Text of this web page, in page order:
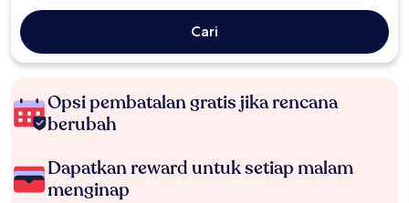
Cari
Opsi pembatalan gratis jika rencana
berubah
Dapatkan reward untuk setiap malam
menginap